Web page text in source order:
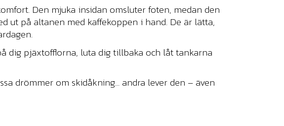
Den mjuka insidan omsluter foten, medan den
ut på altanen med kaffekoppen i hand. De är lätta,
dig pjäxtofflorna, luta dig tillbaka och låt tankarna
drömmer om skidåkning... andra lever den – även